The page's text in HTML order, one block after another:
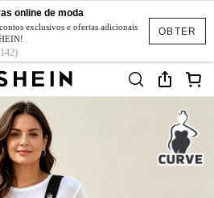
OBTER
online de moda
exclusivos e ofertas adicionais